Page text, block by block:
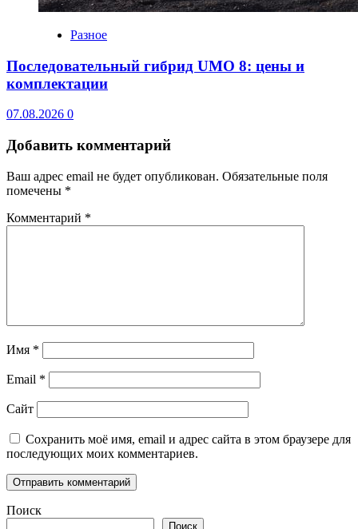
Разное
Последовательный гибрид UMO 8: цены и
комплектации
07.08.2026 0
Добавить комментарий
Ваш адрес email не будет опубликован. Обязательные поля
помечены *
Комментарий *
Имя *
Email *
Сайт
Сохранить моё имя, email и адрес сайта в этом браузере для
последующих моих комментариев.
Поиск
Поиск